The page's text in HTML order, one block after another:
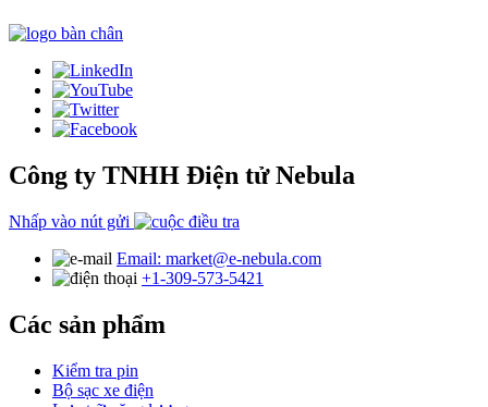
Công ty TNHH Điện tử Nebula
Nhấp vào nút gửi
Email: market@e-nebula.com
+1-309-573-5421
Các sản phẩm
Kiểm tra pin
Bộ sạc xe điện